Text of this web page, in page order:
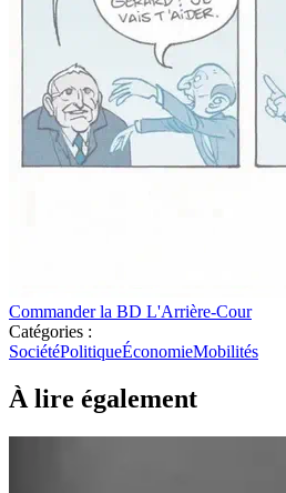
Commander la BD L'Arrière-Cour
Catégories :
SociétéPolitiqueÉconomieMobilités
À lire également